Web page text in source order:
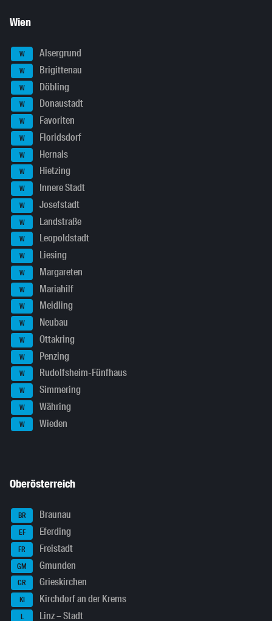
Wien
W Alsergrund
W Brigittenau
W Döbling
W Donaustadt
W Favoriten
W Floridsdorf
W Hernals
W Hietzing
W Innere Stadt
W Josefstadt
W Landstraße
W Leopoldstadt
W Liesing
W Margareten
W Mariahilf
W Meidling
W Neubau
W Ottakring
W Penzing
W Rudolfsheim-Fünfhaus
W Simmering
W Währing
W Wieden
Oberösterreich
BR Braunau
EF Eferding
FR Freistadt
GM Gmunden
GR Grieskirchen
KI Kirchdorf an der Krems
L Linz – Stadt